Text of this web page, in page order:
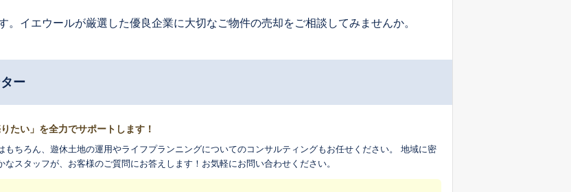
イエウールが厳選した優良企業に大切なご物件の売却をご相談してみませんか。
ー
たい」を全力でサポートします！
もちろん、遊休土地の運用やライフプランニングについてのコンサルティングもお任せください。 地域に密
なスタッフが、お客様のご質問にお答えします！お気軽にお問い合わせください。